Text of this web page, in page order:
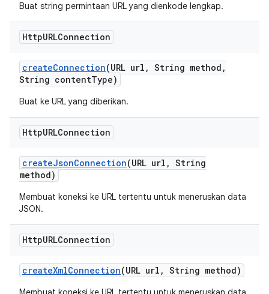
Buat string permintaan URL yang dienkode lengkap.
HttpURLConnection
createConnection(URL url , String method ,
String contentType)
Buat ke URL yang diberikan.
HttpURLConnection
createJsonConnection(URL url , String
method)
Membuat koneksi ke URL tertentu untuk meneruskan data
JSON.
HttpURLConnection
createXmlConnection(URL url , String method)